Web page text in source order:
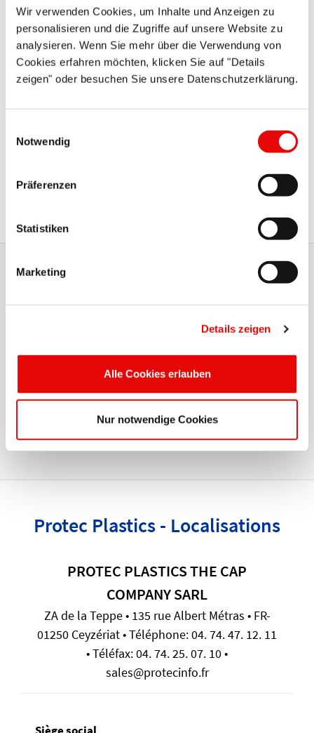
Wir verwenden Cookies, um Inhalte und Anzeigen zu
personalisieren und die Zugriffe auf unsere Website zu
analysieren. Wenn Sie mehr über die Verwendung von
Cookies erfahren möchten, klicken Sie auf "Details
zeigen" oder besuchen Sie unsere Datenschutzerklärung.
Notwendig
Präferenzen
Statistiken
Marketing
Details zeigen
Alle Cookies erlauben
Nur notwendige Cookies
Si vous avez des questions ou si vous souhaitez annuler
service@protecinfo.fr . Les informations sur les données
personnelles et les annulations peuvent être trouvées dans
Production certifiée et gestion
de la qualité
PROTEC répond aux exigences les plus strictes en
matière de sécurité et de fiabilité des opérations. Les
certificationsinternationales que sont
UL, CSA, BSA, DIN EN ISO 9001:2015 VDE et VDA 6.2
nôtre en matière de qualité.
Protec Plastics - Localisations
PROTEC PLASTICS THE CAP
COMPANY SARL
ZA de la Teppe • 135 rue Albert Métras • FR-
01250 Ceyzériat • Téléphone: 04. 74. 47. 12. 11
• Téléfax: 04. 74. 25. 07. 10 •
sales@protecinfo.fr